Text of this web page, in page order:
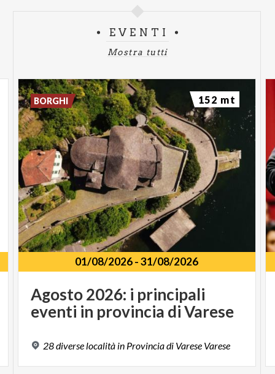
EVENTI
Mostra tutti
01/08/2026-31/08/2026
Agosto2026: i principali
eventi in provincia diVarese
28diverse località in Provinciadi Varese Varese
BORGHI 152 mt